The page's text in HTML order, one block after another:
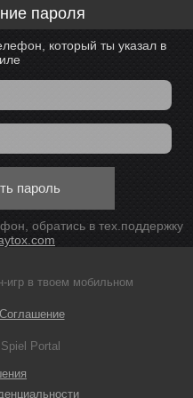
пароля
который ты указал в
пароль
обратись в тех.поддержку
игр в твоем мобильном
Соглашение
Portal